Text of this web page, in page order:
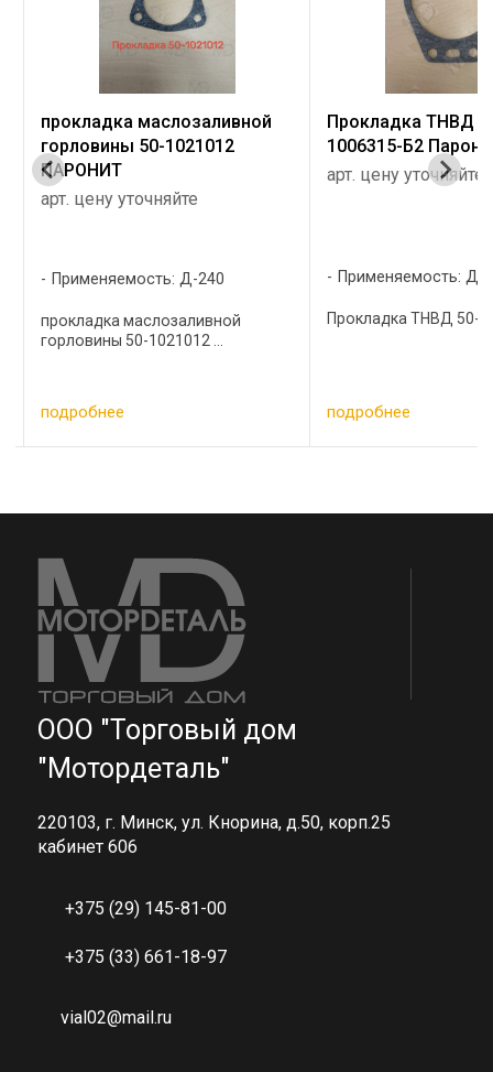
Прокладка ТНВД 50-
1006315-Б2 Паронит
арт. цену уточняйте
Применяемость: Д-240
Прокладка ТНВД 50-1006315-Б2 ...
подробнее
Прокладка фланца
1403033
арт. цену уточняйте
Применяемость: Д-
Прокладка фланца ...
подробнее
ООО "Торговый дом
"Мотордеталь"
220103, г. Минск, ул. Кнорина, д.50, корп.25
кабинет 606
+375 (29) 145-81-00
+375 (33) 661-18-97
vial02@mail.ru